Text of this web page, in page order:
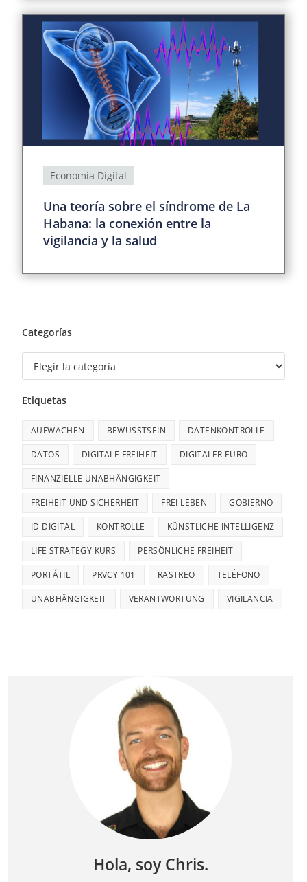
Economia Digital
Una teoría sobre el síndrome de La
Habana: la conexión entre la
vigilancia y la salud
Categorías
Etiquetas
AUFWACHEN BEWUSSTSEIN DATENKONTROLLE
DATOS DIGITALE FREIHEIT DIGITALER EURO
FINANZIELLE UNABHÄNGIGKEIT
FREIHEIT UND SICHERHEIT FREI LEBEN GOBIERNO
ID DIGITAL KONTROLLE KÜNSTLICHE INTELLIGENZ
LIFE STRATEGY KURS PERSÖNLICHE FREIHEIT
PORTÁTIL PRVCY 101 RASTREO TELÉFONO
UNABHÄNGIGKEIT VERANTWORTUNG VIGILANCIA
Hola, soy Chris.